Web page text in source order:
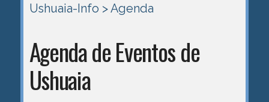
Ushuaia-Info > Agenda
Agenda de Eventos de
Ushuaia